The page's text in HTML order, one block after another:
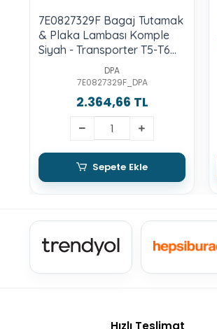
7E0827329F Bagaj Tutamak
& Plaka Lambası Komple
Siyah - Transporter T5-T6
DPA
7E0827329F_DPA
2.364,66 TL
Sepete Ekle
Hızlı Teslimat